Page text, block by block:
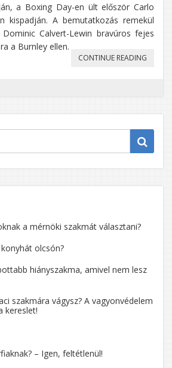
a Boxing Day-en ült először Carlo
kispadján. A bemutatkozás remekül
Calvert-Lewin bravúros fejes
a Burnley ellen.
CONTINUE READING
a mérnöki szakmát választani?
olcsón?
hiányszakma, amivel nem lesz
szakmára vágysz? A vagyonvédelem
kereslet!
– Igen, feltétlenül!